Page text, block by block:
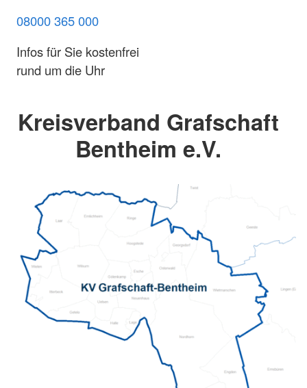
08000 365 000
Infos für Sie kostenfrei
rund um die Uhr
Kreisverband Grafschaft
Bentheim e.V.